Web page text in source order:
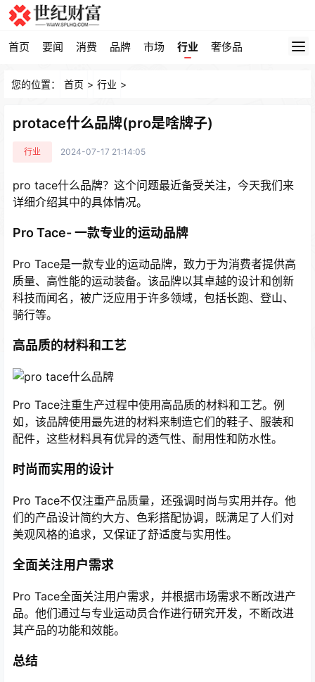
首页 要闻 消费 品牌 市场 行业 奢侈品
您的位置： 首页 > 行业 >
protace什么品牌(pro是啥牌子)
行业 2024-07-17 21:14:05
pro tace什么品牌？这个问题最近备受关注，今天我们来
详细介绍其中的具体情况。
Pro Tace- 一款专业的运动品牌
Pro Tace是一款专业的运动品牌，致力于为消费者提供高
质量、高性能的运动装备。该品牌以其卓越的设计和创新
科技而闻名，被广泛应用于许多领域，包括长跑、登山、
骑行等。
高品质的材料和工艺
Pro Tace注重生产过程中使用高品质的材料和工艺。例
如，该品牌使用最先进的材料来制造它们的鞋子、服装和
配件，这些材料具有优异的透气性、耐用性和防水性。
时尚而实用的设计
Pro Tace不仅注重产品质量，还强调时尚与实用并存。他
们的产品设计简约大方、色彩搭配协调，既满足了人们对
美观风格的追求，又保证了舒适度与实用性。
全面关注用户需求
Pro Tace全面关注用户需求，并根据市场需求不断改进产
品。他们通过与专业运动员合作进行研究开发，不断改进
其产品的功能和效能。
总结